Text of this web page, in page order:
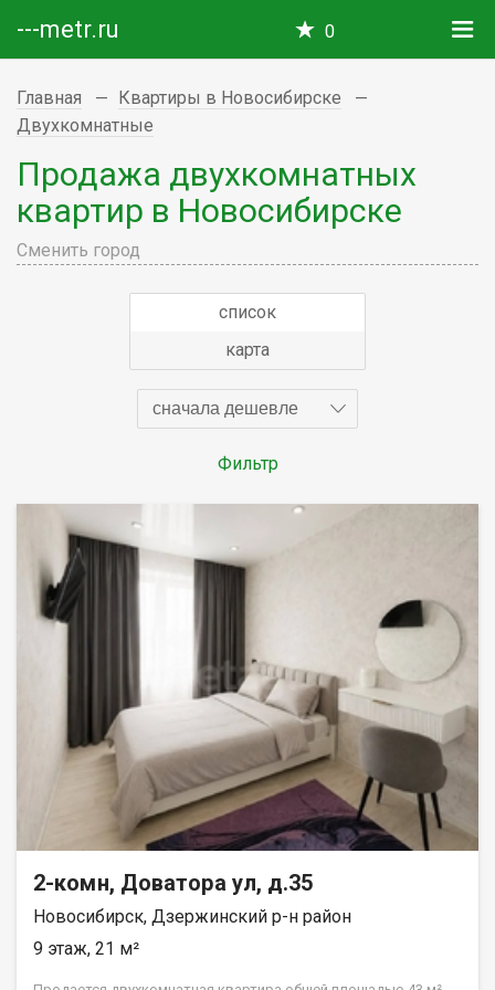
---metr.ru 0
Главная
Квартиры в Новосибирске
Двухкомнатные
Продажа двухкомнатных
квартир в Новосибирске
Сменить город
список
карта
сначала дешевле
Фильтр
2-комн, Доватора ул, д.35
Новосибирск, Дзержинский р-н район
9 этаж, 21 м²